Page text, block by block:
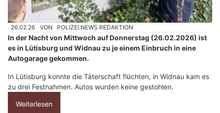
26.02.26 VON POLIZEI.NEWS REDAKTION
In der Nacht von Mittwoch auf Donnerstag (26.02.2026) ist
es in Lütisburg und Widnau zu je einem Einbruch in eine
Autogarage gekommen.
In Lütisburg konnte die Täterschaft flüchten, in Widnau kam es
zu drei Festnahmen. Autos wurden keine gestohlen.
Weiterlesen